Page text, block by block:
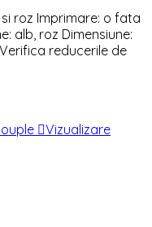
roz Imprimare: o fata
alb, roz Dimensiune:
reducerile de
Vizualizare